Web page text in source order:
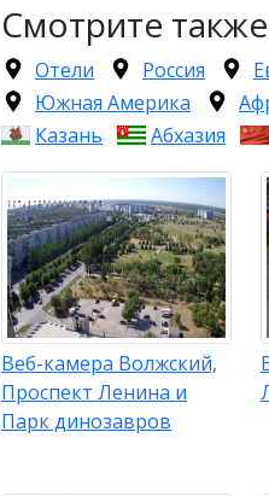
Смотрите
Отели Россия
Южная Америка
Казань
Абхазия
Веб-камера Волжский,
Проспект Ленина и
Парк динозавров